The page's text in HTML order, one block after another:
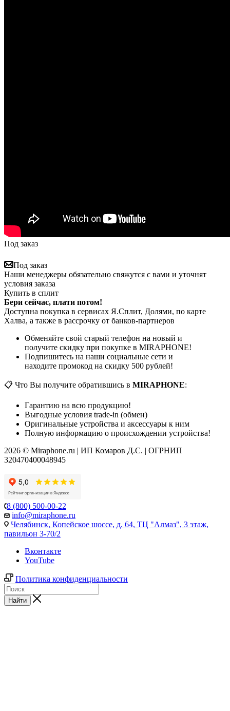
Под заказ
Под заказ
Наши менеджеры обязательно свяжутся с вами и уточнят
условия заказа
Купить в сплит
Бери сейчас, плати потом!
Доступна покупка в сервисах Я.Сплит, Долями, по карте
Халва, а также в рассрочку от банков-партнеров
Обменяйте свой старый телефон на новый и
получите скидку при покупке в MIRAPHONE!
Подпишитесь на наши социальные сети и
находите промокод на скидку 500 рублей!
📋 Что Вы получите обратившись в MIRAPHONE:
Гарантию на всю продукцию!
Выгодные условия trade-in (обмен)
Оригинальные устройства и аксессуары к ним
Полную информацию о происхождении устройства!
2026 © Miraphone.ru | ИП Комаров Д.С. | ОГРНИП
320470400048945
8 (800) 500-00-22
info@miraphone.ru
Челябинск, Копейское шоссе, д. 64, ТЦ "Алмаз", 3 этаж,
павильон 3-70/2
Вконтакте
YouTube
Политика конфиденциальности
Найти